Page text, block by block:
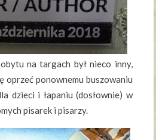
na targach był nieco inny,
oprzeć ponownemu buszowaniu
dzieci i łapaniu (dosłownie) w
pisarek i pisarzy.